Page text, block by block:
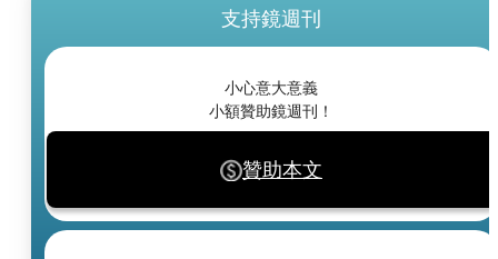
支持鏡週刊
小心意大意義
小額贊助鏡週刊！
贊助本文